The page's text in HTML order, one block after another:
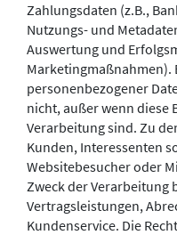
Zahlungsdaten (z.B.,
Nutzungs- und
Auswertung und
Marketingmaßnahmen).
personenbezogener
nicht, außer wenn diese
Verarbeitung sind. Zu
Kunden, Interessenten
Websitebesucher oder
Zweck der Verarbeitung
Vertragsleistungen,
Kundenservice. Die